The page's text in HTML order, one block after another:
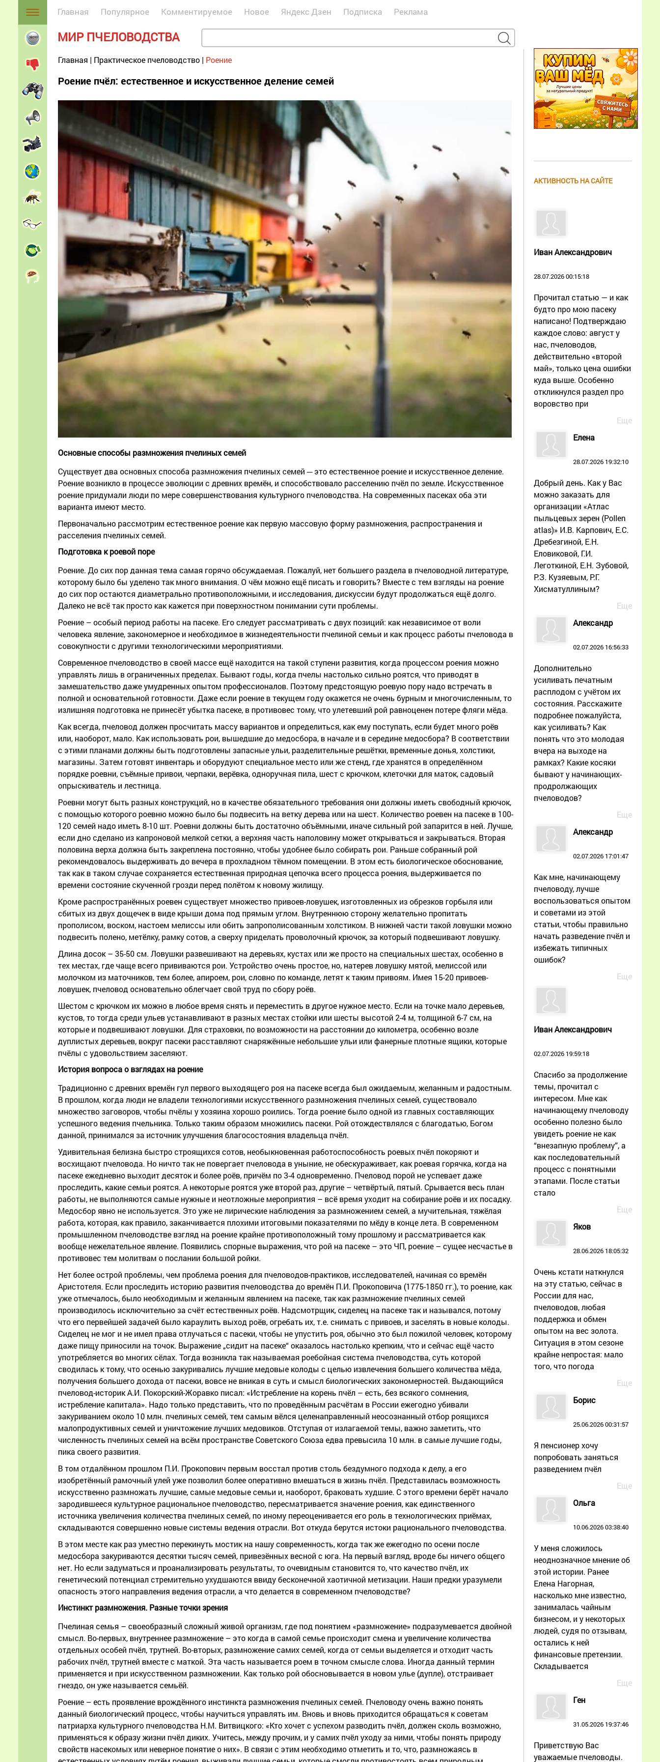
Главная Популярное Комментируемое Новое Яндекс Дзен Подписка Реклама
МИР ПЧЕЛОВОДСТВА
Главная | Практическое пчеловодство | Роение
Роение пчёл: естественное и искусственное деление семей
Основные способы размножения пчелиных семей
Существует два основных способа размножения пчелиных семей ─ это естественное роение и искусственное деление.
Роение возникло в процессе эволюции с древних времён, и способствовало расселению пчёл по земле. Искусственное
роение придумали люди по мере совершенствования культурного пчеловодства. На современных пасеках оба эти
варианта имеют место.
Первоначально рассмотрим естественное роение как первую массовую форму размножения, распространения и
расселения пчелиных семей.
Подготовка к роевой поре
Роение. До сих пор данная тема самая горячо обсуждаемая. Пожалуй, нет большего раздела в пчеловодной литературе,
которому было бы уделено так много внимания. О чём можно ещё писать и говорить? Вместе с тем взгляды на роение
до сих пор остаются диаметрально противоположными, и исследования, дискуссии будут продолжаться ещё долго.
Далеко не всё так просто как кажется при поверхностном понимании сути проблемы.
Роение – особый период работы на пасеке. Его следует рассматривать с двух позиций: как независимое от воли
человека явление, закономерное и необходимое в жизнедеятельности пчелиной семьи и как процесс работы пчеловода в
совокупности с другими технологическими мероприятиями.
Современное пчеловодство в своей массе ещё находится на такой ступени развития, когда процессом роения можно
управлять лишь в ограниченных пределах. Бывают годы, когда пчелы настолько сильно роятся, что приводят в
замешательство даже умудренных опытом профессионалов. Поэтому предстоящую роевую пору надо встречать в
полной и основательной готовности. Даже если роение в текущем году окажется не очень бурным и многочисленным, то
излишняя подготовка не принесёт убытка пасеке, в противовес тому, что улетевший рой равноценен потере фляги мёда.
Как всегда, пчеловод должен просчитать массу вариантов и определиться, как ему поступать, если будет много роёв
или, наоборот, мало. Как использовать рои, вышедшие до медосбора, в начале и в середине медосбора? В соответствии
с этими планами должны быть подготовлены запасные ульи, разделительные решётки, временные донья, холстики,
магазины. Затем готовят инвентарь и оборудуют специальное место или же стенд, где хранятся в определённом
порядке роевни, съёмные привои, черпаки, верёвка, одноручная пила, шест с крючком, клеточки для маток, садовый
опрыскиватель и лестница.
Роевни могут быть разных конструкций, но в качестве обязательного требования они должны иметь свободный крючок,
с помощью которого роевню можно было бы подвесить на ветку дерева или на шест. Количество роевен на пасеке в 100-
120 семей надо иметь 8-10 шт. Роевни должны быть достаточно объёмными, иначе сильный рой запарится в ней. Лучше,
если дно сделано из капроновой мелкой сетки, а верхняя часть наполовину может открываться и закрываться. Вторая
половина верха должна быть закреплена постоянно, чтобы удобнее было собирать рои. Раньше собранный рой
рекомендовалось выдерживать до вечера в прохладном тёмном помещении. В этом есть биологическое обоснование,
так как в таком случае сохраняется естественная природная цепочка всего процесса роения, выдерживается по
времени состояние скученной грозди перед полётом к новому жилищу.
Кроме распространённых роевен существует множество привоев-ловушек, изготовленных из обрезков горбыля или
сбитых из двух дощечек в виде крыши дома под прямым углом. Внутреннюю сторону желательно пропитать
прополисом, воском, настоем мелиссы или обить запрополисованным холстиком. В нижней части такой ловушки можно
подвесить полено, метёлку, рамку сотов, а сверху приделать проволочный крючок, за который подвешивают ловушку.
Длина досок – 35-50 см. Ловушки развешивают на деревьях, кустах или же просто на специальных шестах, особенно в
тех местах, где чаще всего прививаются рои. Устройство очень простое, но, натерев ловушку мятой, мелиссой или
молочком из маточников, тем более, апироем, рои, словно по команде, летят к таким привоям. Имея 15-20 привоев-
ловушек, пчеловод основательно облегчает свой труд по сбору роёв.
Шестом с крючком их можно в любое время снять и переместить в другое нужное место. Если на точке мало деревьев,
кустов, то тогда среди ульев устанавливают в разных местах стойки или шесты высотой 2-4 м, толщиной 6-7 см, на
которые и подвешивают ловушки. Для страховки, по возможности на расстоянии до километра, особенно возле
дуплистых деревьев, вокруг пасеки расставляют снаряжённые небольшие ульи или фанерные плотные ящики, которые
пчёлы с удовольствием заселяют.
История вопроса о взглядах на роение
Традиционно с древних времён гул первого выходящего роя на пасеке всегда был ожидаемым, желанным и радостным.
В прошлом, когда люди не владели технологиями искусственного размножения пчелиных семей, существовало
множество заговоров, чтобы пчёлы у хозяина хорошо роились. Тогда роение было одной из главных составляющих
успешного ведения пчельника. Только таким образом множились пасеки. Рой отождествлялся с благодатью, Богом
данной, принимался за источник улучшения благосостояния владельца пчёл.
Удивительная белизна быстро строящихся сотов, необыкновенная работоспособность роевых пчёл покоряют и
восхищают пчеловода. Но ничто так не повергает пчеловода в уныние, не обескураживает, как роевая горячка, когда на
пасеке ежедневно выходит десяток и более роёв, причём по 3-4 одновременно. Пчеловод порой не успевает даже
проследить, какие семьи роятся. А некоторые роятся уже второй раз, другие – четвёртый, пятый. Срывается весь план
работы, не выполняются самые нужные и неотложные мероприятия – всё время уходит на собирание роёв и их посадку.
Медосбор явно не используется. Это уже не лирические наблюдения за размножением семей, а мучительная, тяжёлая
работа, которая, как правило, заканчивается плохими итоговыми показателями по мёду в конце лета. В современном
промышленном пчеловодстве взгляд на роение крайне противоположный тому прошлому и рассматривается как
вообще нежелательное явление. Появились спорные выражения, что рой на пасеке – это ЧП, роение – сущее несчастье в
противовес тем молитвам о послании большой ройки.
Нет более острой проблемы, чем проблема роения для пчеловодов-практиков, исследователей, начиная со времён
Аристотеля. Если проследить историю развития пчеловодства до времён П.И. Прокоповича (1775-1850 гг.), то роение, как
уже отмечалось, было необходимым и желанным явлением на пасеке, так как размножение пчелиных семей
производилось исключительно за счёт естественных роёв. Надсмотрщик, сиделец на пасеке так и назывался, потому
что его первейшей задачей было караулить выход роёв, огребать их, т.е. снимать с привоев, и заселять в новые колоды.
Сиделец не мог и не имел права отлучаться с пасеки, чтобы не упустить роя, обычно это был пожилой человек, которому
даже пищу приносили на точок. Выражение „сидит на пасеке“ оказалось настолько крепким, что и сейчас ещё часто
употребляется во многих сёлах. Тогда возникла так называемая роебойная система пчеловодства, суть которой
сводилась к тому, что осенью закуривались лучшие медовые колоды с целью извлечения большего количества мёда,
получения большего дохода от пасеки, вовсе не вникая в суть и смысл биологических закономерностей. Выдающийся
пчеловод-историк А.И. Покорский-Жоравко писал: «Истребление на корень пчёл – есть, без всякого сомнения,
истребление капитала». Надо только представить, что по проведённым расчётам в России ежегодно убивали
закуриванием около 10 млн. пчелиных семей, тем самым вёлся целенаправленный неосознанный отбор роящихся
малопродуктивных семей и уничтожение лучших медовиков. Отступая от излагаемой темы, важно заметить, что
численность пчелиных семей на всём пространстве Советского Союза едва превысила 10 млн. в самые лучшие годы,
пика своего развития.
В том отдалённом прошлом П.И. Прокопович первым восстал против столь бездумного подхода к делу, а его
изобретённый рамочный улей уже позволил более оперативно вмешаться в жизнь пчёл. Представилась возможность
искусственно размножать лучшие, самые медовые семьи и, наоборот, браковать худшие. С этого времени берёт начало
зародившееся культурное рациональное пчеловодство, пересматривается значение роения, как единственного
источника увеличения количества пчелиных семей, по иному переоценивается его роль в технологических приёмах,
складываются совершенно новые системы ведения отрасли. Вот откуда берутся истоки рационального пчеловодства.
В этом месте как раз уместно перекинуть мостик на нашу современность, когда так же ежегодно по осени после
медосбора закуриваются десятки тысяч семей, привезённых весной с юга. На первый взгляд, вроде бы ничего общего
нет. Но если задуматься и проанализировать результаты, то очевидным становится то, что качество пчёл, их
генетический потенциал стремительно ухудшаются ввиду бесконечной хаотичной метизации. Наши предки уразумели
опасность этого направления ведения отрасли, а что делается в современном пчеловодстве?
Инстинкт размножения. Разные точки зрения
Пчелиная семья – своеобразный сложный живой организм, где под понятием «размножение» подразумевается двойной
смысл. Во-первых, внутреннее размножение – это когда в самой семье происходит смена и увеличение количества
отдельных особей пчёл, трутней. Во-вторых, размножение самих семей, когда от семьи выделяется и отходит часть
рабочих пчёл, трутней вместе с маткой. Эта часть называется роем в точном смысле слова. Иногда данный термин
применяется и при искусственном размножении. Как только рой обосновывается в новом улье (дупле), отстраивает
гнездо, он уже называется семьёй.
Роение – есть проявление врождённого инстинкта размножения пчелиных семей. Пчеловоду очень важно понять
данный биологический процесс, чтобы научиться управлять им. Вновь и вновь приходится обращаться к советам
патриарха культурного пчеловодства Н.М. Витвицкого: «Кто хочет с успехом разводить пчёл, должен сколь возможно,
применяться к образу жизни пчёл диких. Учитесь, между прочим, и у самих пчёл уходу за ними, чтобы понять природу
свойств насекомых или неверное понятие о них». В связи с этим необходимо отметить и то, что, размножаясь в
АКТИВНОСТЬ НА САЙТЕ
Иван Александрович
28.07.2026 00:15:18
Прочитал статью — и как
будто про мою пасеку
написано! Подтверждаю
каждое слово: август у
нас, пчеловодов,
действительно «второй
май», только цена ошибки
куда выше. Особенно
откликнулся раздел про
воровство при
Еще
Елена
28.07.2026 19:32:10
Добрый день. Как у Вас
можно заказать для
организации «Атлас
пыльцевых зерен (Pollen
atlas)» И.В. Карпович, Е.С.
Дребезгиной, Е.Н.
Еловиковой, Г.И.
Леготкиной, Е.Н. Зубовой,
Р.З. Кузяевым, Р.Г.
Хисматуллиным?
Еще
Александр
02.07.2026 16:56:33
Дополнительно
усиливать печатным
расплодом с учётом их
состояния. Расскажите
подробнее пожалуйста,
как усиливать? Как
понять что это молодая
вчера на выходе на
рамках? Какие косяки
бывают у начинающих-
продролжающих
пчеловодов?
Еще
Александр
02.07.2026 17:01:47
Как мне, начинающему
пчеловоду, лучше
воспользоваться опытом
и советами из этой
статьи, чтобы правильно
начать разведение пчёл и
избежать типичных
ошибок?
Еще
Иван Александрович
02.07.2026 19:59:18
Спасибо за продолжение
темы, прочитал с
интересом. Мне как
начинающему пчеловоду
особенно полезно было
увидеть роение не как
“внезапную проблему”, а
как последовательный
процесс с понятными
этапами. После статьи
стало
Еще
Яков
28.06.2026 18:05:32
Очень кстати наткнулся
на эту статью, сейчас в
России для нас,
пчеловодов, любая
поддержка и обмен
опытом на вес золота.
Ситуация в этом сезоне
крайне непростая: мало
того, что погода
Еще
Борис
25.06.2026 00:31:57
Я пенсионер хочу
попробовать заняться
разведением пчёл
Еще
Ольга
10.06.2026 03:38:40
У меня сложилось
неоднозначное мнение об
этой истории. Ранее
Елена Нагорная,
насколько мне известно,
занималась чайным
бизнесом, и у некоторых
людей, судя по отзывам,
остались к ней
финансовые претензии.
Складывается
Еще
Ген
31.05.2026 19:37:46
Приветствую Вас
уважаемые пчеловоды.